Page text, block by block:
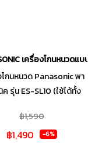
น QS900เครื่องโกนหนวดแบบใ
กนหนวด Panasonic พา
ค รุ่น ES-SL10 (ใช้ได้ทั้ง
ละแห้ง ระบบ 3 ใบมีด ดีไซน์
บกระชับมือ ขนาดกะทัดรัด
฿1,590
฿1,490 -6%